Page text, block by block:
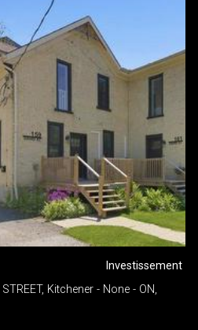
Investissement
Kitchener - None - ON,